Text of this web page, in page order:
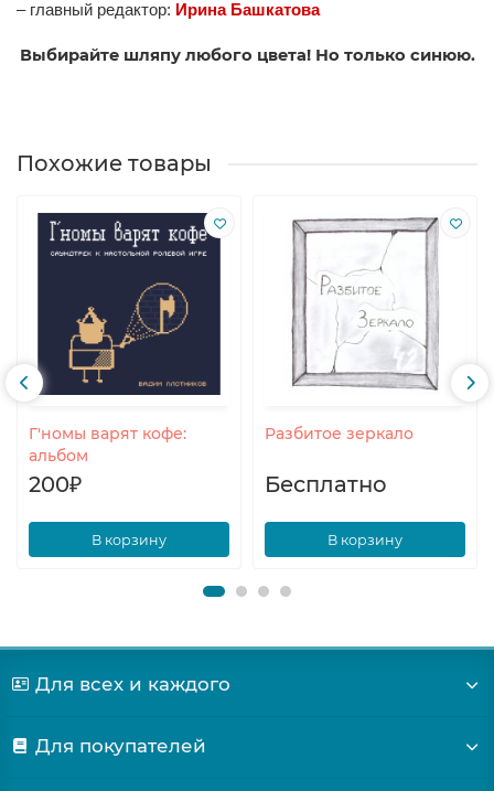
– главный редактор: Ирина Башкатова
Выбирайте шляпу любого цвета! Но только синюю.
Похожие товары
Г'номы варят кофе:
альбом
200₽
В корзину
Разбитое зеркало
Бесплатно
В корзину
Для всех и каждого
Для покупателей